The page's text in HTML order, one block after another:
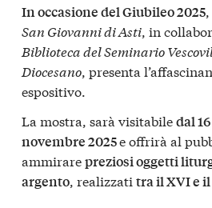
In occasione del Giubileo 2025
San Giovanni di Asti, in
Biblioteca del Seminario
Diocesano, presenta
espositivo.
La mostra, sarà visitabiledal
novembre 2025e offrirà al
ammirarepreziosi oggetti
argento, realizzati tra il XVI e